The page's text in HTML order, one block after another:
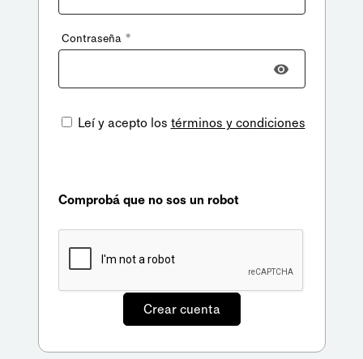
Contraseña *
Leí y acepto los términos y condiciones
Comprobá que no sos un robot